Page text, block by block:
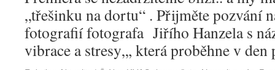
„třešinku na dortu“ . Přijměte pozvání
fotografií fotografa Jiřího Hanzela s
vibrace a stresy„, která proběhne v